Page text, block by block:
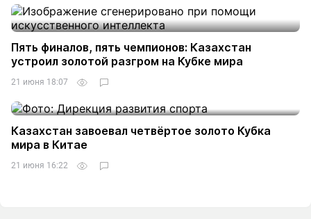
Пять финалов, пять чемпионов: Казахстан
устроил золотой разгром на Кубке мира
21 июня 18:07
Казахстан завоевал четвёртое золото Кубка
мира в Китае
21 июня 16:22